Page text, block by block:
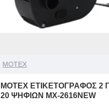
MOTEX
MOTEX ΕΤΙΚΕΤΟΓΡΑΦΟΣ 2
20 ΨΗΦΙΩΝ MX-2616NEW